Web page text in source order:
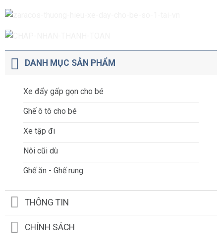
DANH MỤC SẢN PHẨM
Xe đẩy gấp gọn cho bé
Ghế ô tô cho bé
Xe tập đi
Nôi cũi dù
Ghế ăn - Ghế rung
THÔNG TIN
CHÍNH SÁCH